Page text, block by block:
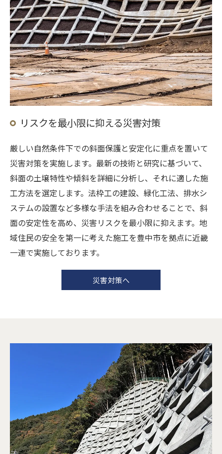
リスクを最小限に抑える災害対策
厳しい自然条件下での斜面保護と安定化に重点を置いて
災害対策を実施します。最新の技術と研究に基づいて、
斜面の土壌特性や傾斜を詳細に分析し、それに適した施
工方法を選定します。法枠工の建設、緑化工法、排水シ
ステムの設置など多様な手法を組み合わせることで、斜
面の安定性を高め、災害リスクを最小限に抑えます。地
域住民の安全を第一に考えた施工を豊中市を拠点に近畿
一連で実施しております。
災害対策へ